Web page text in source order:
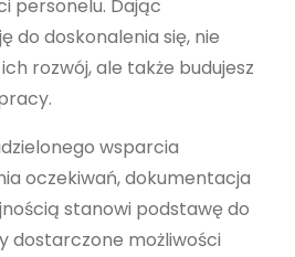
personelu. Dając
do doskonalenia się, nie
rozwój, ale także budujesz
wsparcia
oczekiwań, dokumentacja
stanowi podstawę do
dostarczone możliwości